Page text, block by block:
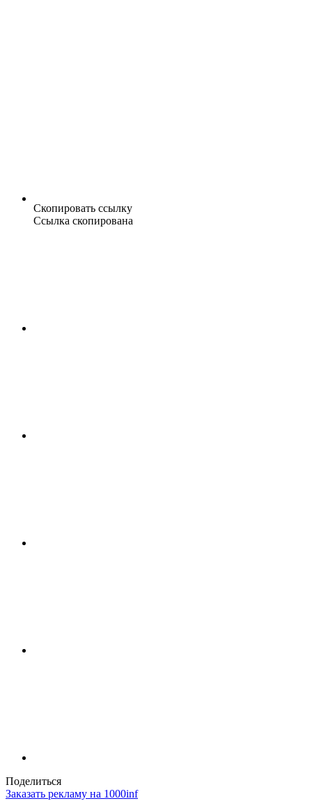
Скопировать ссылку
Ссылка скопирована
Поделиться
Заказать рекламу на 1000inf